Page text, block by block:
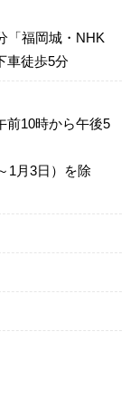
「福岡城・NHK
車徒歩5分
前10時から午後5
1月3日）を除